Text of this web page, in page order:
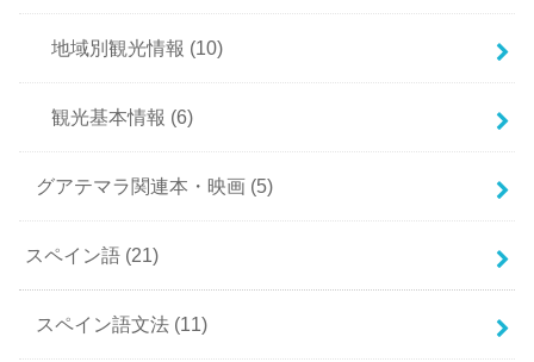
地域別観光情報 (10)
観光基本情報 (6)
グアテマラ関連本・映画 (5)
スペイン語 (21)
スペイン語文法 (11)